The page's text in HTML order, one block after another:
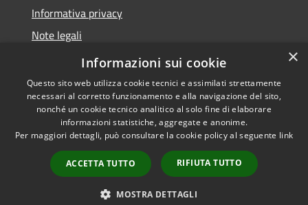
Informativa privacy
Note legali
Dichiarazione di accessibilità
Accessibilità
Copyright © 2026 • Comune di
Brenzone sul Garda • Powered
byMunicipium
Accesso
redazione
×
Informazioni sui cookie
Questo sito web utilizza cookie tecnici e assimilati strettamente
necessari al corretto funzionamento e alla navigazione del sito,
nonché un cookie tecnico analitico al solo fine di elaborare
informazioni statistiche, aggregate e anonime.
Per maggiori dettagli, può consultare la cookie policy al seguente link
ACCETTA TUTTO RIFIUTA TUTTO
MOSTRA DETTAGLI